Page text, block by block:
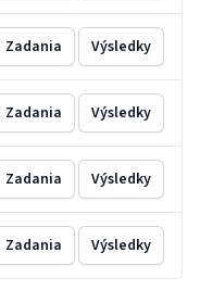
Zadania Výsledky
Zadania Výsledky
Zadania Výsledky
Zadania Výsledky